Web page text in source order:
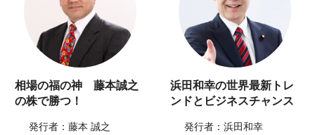
相場の福の神 藤本誠之
の株で勝つ！
発行者：藤本 誠之
浜田和幸の世界最新トレ
ンドとビジネスチャンス
発行者：浜田和幸